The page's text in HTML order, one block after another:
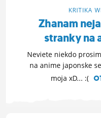
KRITIKA
Zhanam
stranky na
Neviete niekdo
na anime japonske
moja xD... :(